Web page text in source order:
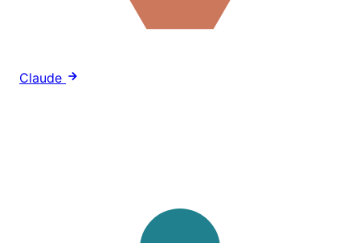
Claude